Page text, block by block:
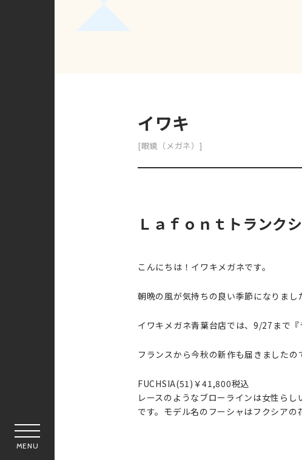
MENU
イワキ
[眼鏡（メガネ）]
Ｌａｆｏｎｔトランク
こんにちは！イワキメガネです。
朝晩の風が気持ちの良い季節になりまし
イワキメガネ青葉台店では、9/27まで
フランスから今秋の新作も届きました
FUCHSIA(51)￥41,800税込
レースのようなブローラインは女性ら
です。モデル名のフーシャはフクシアの